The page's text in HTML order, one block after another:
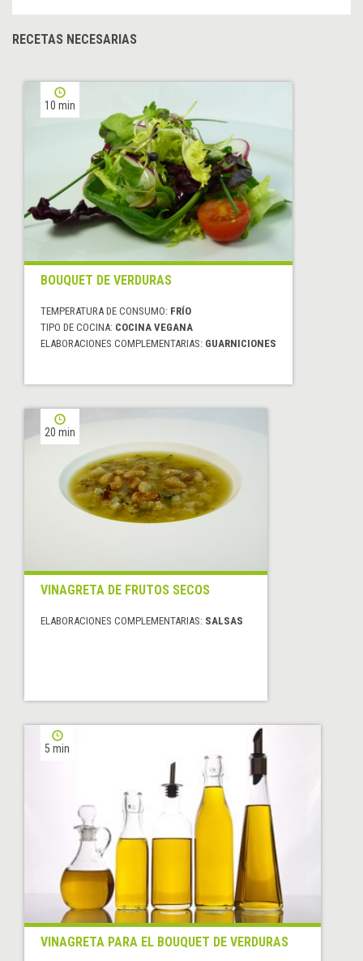
RECETAS NECESARIAS
10 min
BOUQUET DE VERDURAS
TEMPERATURA DE CONSUMO: FRÍO
TIPO DE COCINA: COCINA VEGANA
ELABORACIONES COMPLEMENTARIAS: GUARNICIONES
20 min
VINAGRETA DE FRUTOS SECOS
ELABORACIONES COMPLEMENTARIAS: SALSAS
5 min
VINAGRETA PARA EL BOUQUET DE VERDURAS